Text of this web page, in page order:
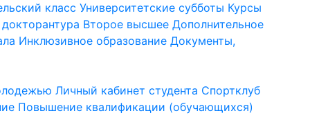
класс Университетские субботы Курсы
Второе высшее Дополнительное
Инклюзивное образование Документы,
Личный кабинет студента Спортклуб
Повышение квалификации (обучающихся)